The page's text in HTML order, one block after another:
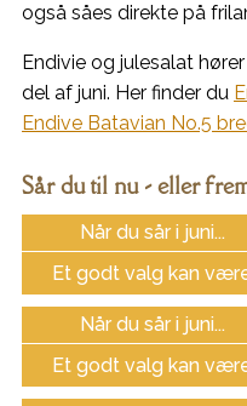
også såes direkte på
Endivie og julesalat
del af juni. Her finder du
Endive Batavian No.5
Sår du til nu - eller
Når du sår i juni...
Et godt valg kan
Når du sår i juni...
Et godt valg kan